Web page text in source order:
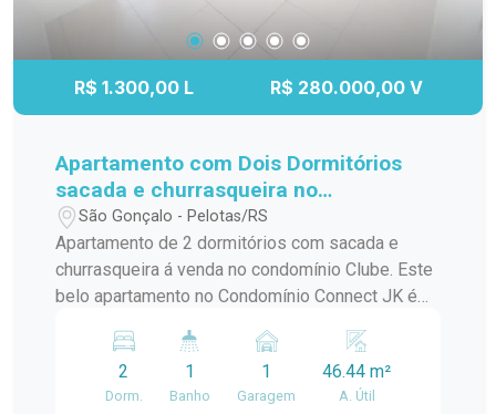
R$ 1.300,00 L R$ 280.000,00 V
Apartamento com Dois Dormitórios
sacada e churrasqueira no
Condomínio Connect JK em Pelotas!
São Gonçalo - Pelotas/RS
Apartamento de 2 dormitórios com sacada e
churrasqueira á venda no condomínio Clube. Este
belo apartamento no Condomínio Connect JK é
Pelotas. A unidade possui as seguintes
características: Dois dormitórios: Quartos
espaçosos e bem iluminados. Sala e cozinha
2
Dorm.
1
Banho
1
Garagem
46.44 m²
A. Útil